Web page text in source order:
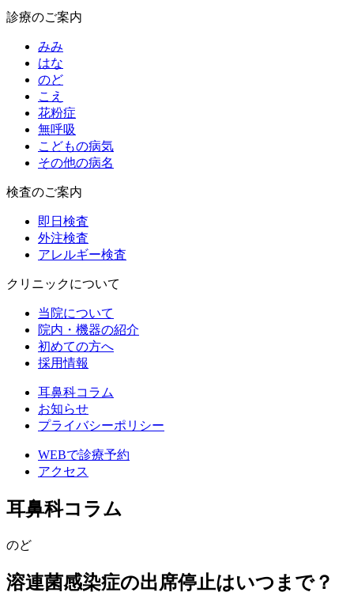
診療のご案内
みみ
はな
のど
こえ
花粉症
無呼吸
こどもの病気
その他の病名
検査のご案内
即日検査
外注検査
アレルギー検査
クリニックについて
当院について
院内・機器の紹介
初めての方へ
採用情報
耳鼻科コラム
お知らせ
プライバシーポリシー
WEBで診療予約
アクセス
耳鼻科コラム
のど
溶連菌感染症の出席停止はいつまで？